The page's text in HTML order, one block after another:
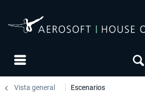
Vista general Escenarios